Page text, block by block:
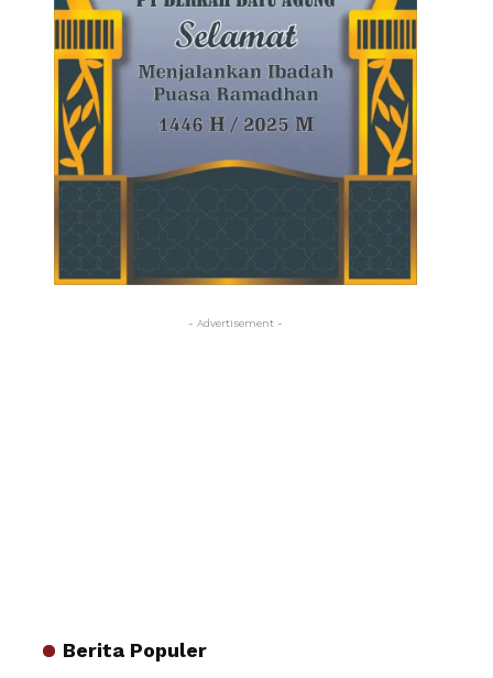
- Advertisement -
Berita Populer